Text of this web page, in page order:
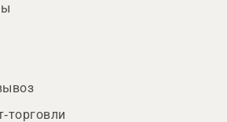
торговли